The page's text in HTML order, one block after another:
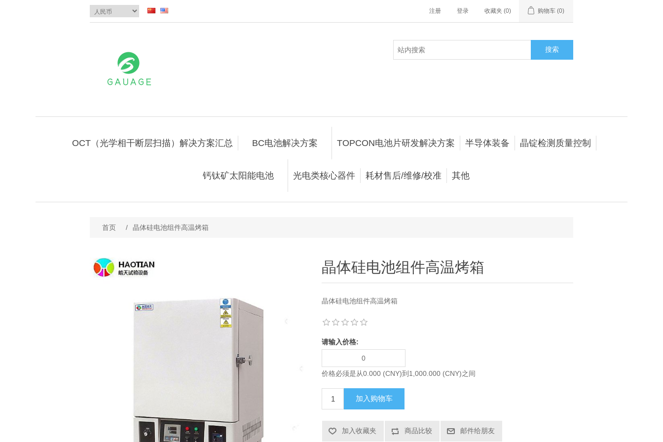
注册 登录 收藏夹 (0) 购物车 (0)
搜索
OCT（光学相干断层扫描）解决方案汇总 BC电池解决方案 TOPCON电池片研发解决方案 半导体装备 晶锭检测质量控制
钙钛矿太阳能电池 光电类核心器件 耗材售后/维修/校准 其他
首页 / 晶体硅电池组件高温烤箱
晶体硅电池组件高温烤箱
晶体硅电池组件高温烤箱
请输入价格:
价格必须是从0.000 (CNY)到1,000.000 (CNY)之间
加入购物车
加入收藏夹 商品比较 邮件给朋友